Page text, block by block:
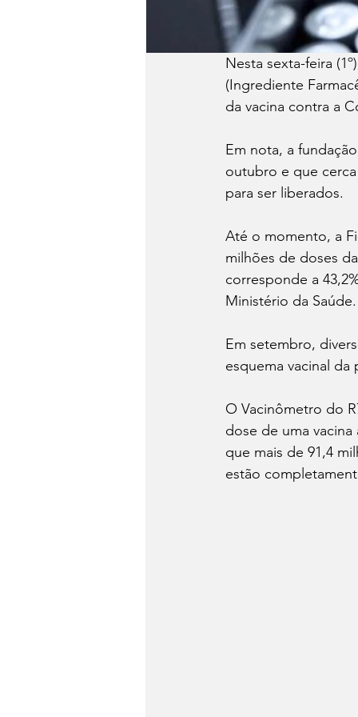
Nesta sexta-feira
(Ingrediente
da vacina contra a
Em nota, a
outubro e que
para ser liberados.
Até o momento, a
milhões de doses
corresponde a
Ministério da Saúde.
Em setembro,
esquema vacinal da
O Vacinômetro do
dose de uma
que mais de 91,4
estão